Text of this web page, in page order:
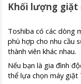
Khối lượng giặt
Toshiba có các dòng
phù hợp cho nhu cầu
thành viên khác nhau.
Nếu bạn là gia đình
thể lựa chọn máy giặt